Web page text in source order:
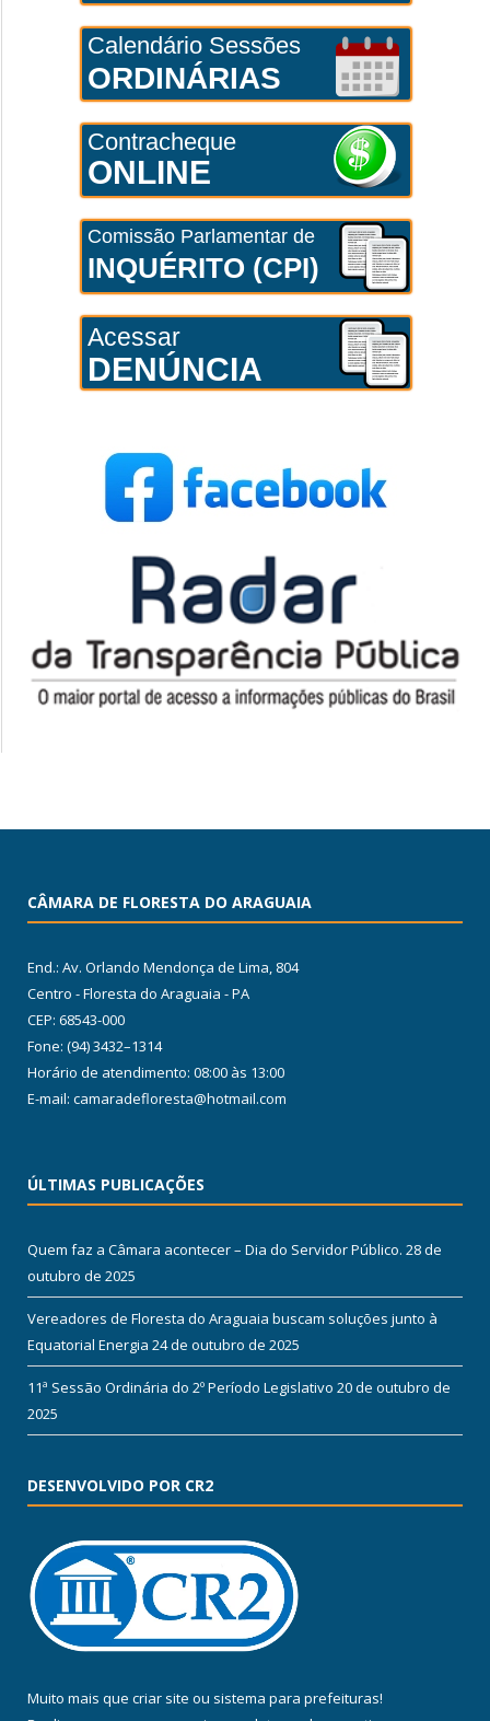
Calendário Sessões
ORDINÁRIAS
Contracheque
ONLINE
Comissão Parlamentar de
INQUÉRITO (CPI)
Acessar
DENÚNCIA
CÂMARA DE FLORESTA DO ARAGUAIA
End.: Av. Orlando Mendonça de Lima, 804
Centro - Floresta do Araguaia - PA
CEP: 68543-000
Fone: (94) 3432–1314
Horário de atendimento: 08:00 às 13:00
E-mail: camaradefloresta@hotmail.com
ÚLTIMAS PUBLICAÇÕES
Quem faz a Câmara acontecer – Dia do Servidor Público. 28 de
outubro de 2025
Vereadores de Floresta do Araguaia buscam soluções junto à
Equatorial Energia 24 de outubro de 2025
11ª Sessão Ordinária do 2º Período Legislativo 20 de outubro de
2025
DESENVOLVIDO POR CR2
Muito mais que criar site ou sistema para prefeituras!